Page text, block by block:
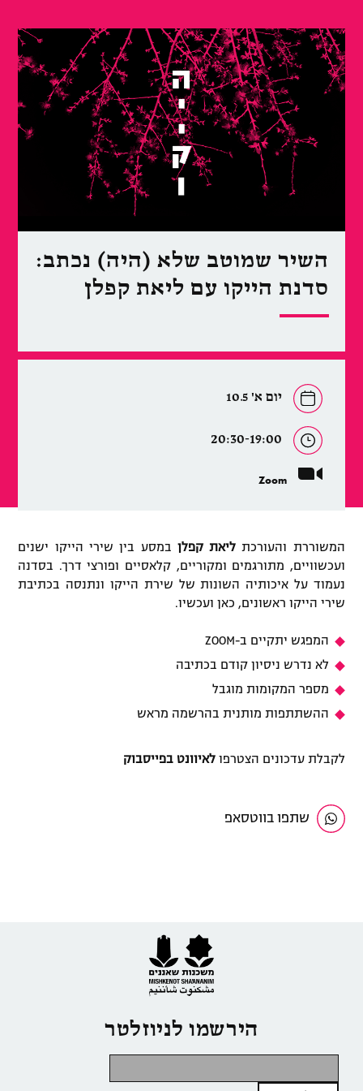
השיר שמוטב שלא (היה) נכתב:
סדנת הייקו עם ליאת קפלן
יום א' 10.5
20:30-19:00
Zoom
המשוררת והעורכת ליאת קפלן במסע בין שירי הייקו ישנים
ועכשוויים, מתורגמים ומקוריים, קלאסיים ופורצי דרך. בסדנה
נעמוד על איכותיה השונות של שירת הייקו ונתנסה בכתיבת
שירי הייקו ראשונים, כאן ועכשיו.
המפגש יתקיים ב-ZOOM
לא נדרש ניסיון קודם בכתיבה
מספר המקומות מוגבל
ההשתתפות מותנית בהרשמה מראש
לקבלת עדכונים הצטרפו לאיוונט בפייסבוק
שתפו בווטסאפ
הירשמו לניוזלטר